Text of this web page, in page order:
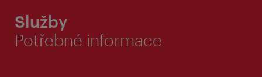
Služby
Potřebné informace